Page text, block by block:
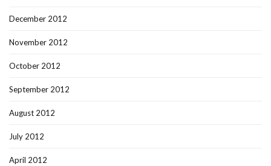
December 2012
November 2012
October 2012
September 2012
August 2012
July 2012
April 2012